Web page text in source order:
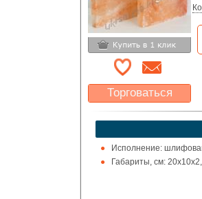
Торговаться
Какая цена Вас
устроит?
Указать цену
Исполнение:
Габариты, см: